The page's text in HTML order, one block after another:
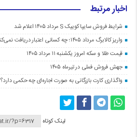
اخبار مرتبط
شرایط فروش سایپا کوییک S مرداد ۱۴۰۵ اعلام شد
واریز کالابرگ مرداد ۱۴۰۵؛ چه کسانی اعتبار دریافت نمی‌کنند؟
قیمت طلا و سکه امروز یکشنبه ۱۱ مرداد ۱۴۰۵
جهش فروش فملی در تیرماه ۱۴۰۵
واگذاری کارت بازرگانی به صورت اجاره‌ای چه حکمی دارد؟
لینک کوتاه